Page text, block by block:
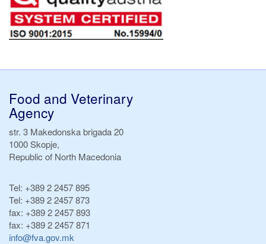
Food and Veterinary
Agency
str. 3 Makedonska brigada 20
1000 Skopje,
Republic of North Macedonia
Tel: +389 2 2457 895
Tel: +389 2 2457 873
fax: +389 2 2457 893
fax: +389 2 2457 871
info@fva.gov.mk